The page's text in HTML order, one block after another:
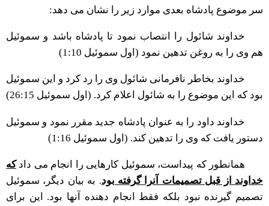
سر موضوع پادشاه بعدی موارد زیر را نشان می دهد:
خداوند شائول را انتصاب نمود تا پادشاه باشد و سموئیل
هم وی را به روغن تدهین نمود (اول سموئیل 1:10)
خداوند بخاطر نافرمانی شائول وی را رد کرد و این سموئیل
بود که این موضوع را به شائول اعلام کرد. (اول سموئیل 26:15)
خداوند داود را به عنوان پادشاه جدید مقرر نمود و سموئیل
دستور یافت که وی را تدهین کند. (اول سموئیل 1:16)
همانطور که پیداست، سموئیل کارهایی را انجام می دادکه
خداوند از قبل تصمیمات آنرا گرفته بود. به بیان دیگر، سموئیل
تصمیم گیرنده نبود بلکه فقط انجام دهنده آنها بود. این برای